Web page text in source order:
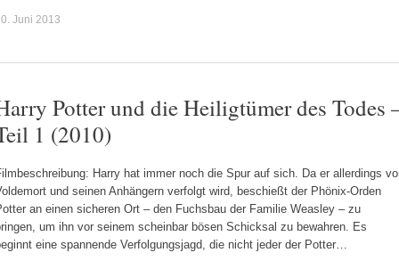
Juni 2013
Potter und die Heiligtümer des Todes
1 (2010)
Harry hat immer noch die Spur auf sich. Da er allerdings
und seinen Anhängern verfolgt wird, beschießt der Phönix-Orden
an einen sicheren Ort – den Fuchsbau der Familie Weasley – zu
um ihn vor seinem scheinbar bösen Schicksal zu bewahren. Es
eine spannende Verfolgungsjagd, die nicht jeder der Potter…